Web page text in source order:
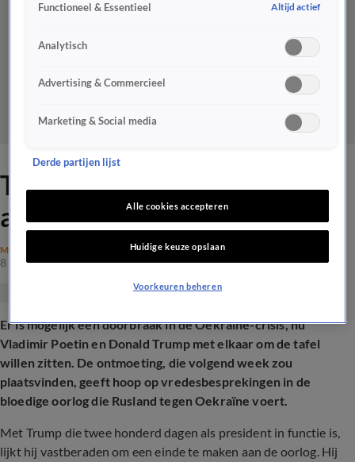
Trump en Poetin mogelijk
aan tafel
MAATSCHAPPIJ
8 aug 2025, 19:08
Er is mogelijk een doorbraak in de Oekraïne-crisis, nu
Vladimir Poetin en Donald Trump met elkaar om de tafel
willen zitten. De ontmoeting, die volgend week zou
plaatsvinden, geeft hoop op vredesbesprekingen in de
bloedige oorlog die Rusland tegen Oekraïne voert.
Met Trump die twee honderd dagen als president in functie is,
lijkt hij vastberaden om een einde te maken aan de oorlog. Hij
Functioneel & Essentieel Altijd actief
Analytisch
Advertising & Commercieel
Marketing & Social media
Derde partijen lijst
Alle cookies accepteren
Huidige keuze opslaan
Voorkeuren beheren